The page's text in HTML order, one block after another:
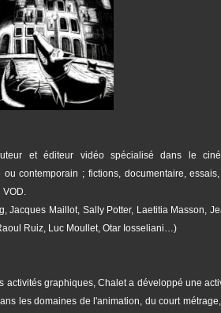
et éditeur vidéo spécialisé dans le
ou contemporain ; fictions, documentaire,
VOD.
Jacques Maillot, Sally Potter, Laetitia Masson,
Ruiz, Luc Moullet, Otar Iosseliani…)
activités graphiques, Chalet a développé une
les domaines de l'animation, du court